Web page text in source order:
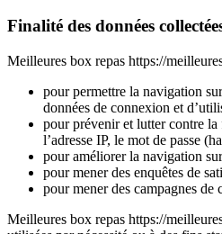
Finalité des données
Meilleures box repas https://
pour permettre la navigation
données de connexion et
pour prévenir et lutter contre
l’adresse IP, le mot de passe
pour améliorer la navigation
pour mener des enquêtes de
pour mener des campagnes
Meilleures box repas https://